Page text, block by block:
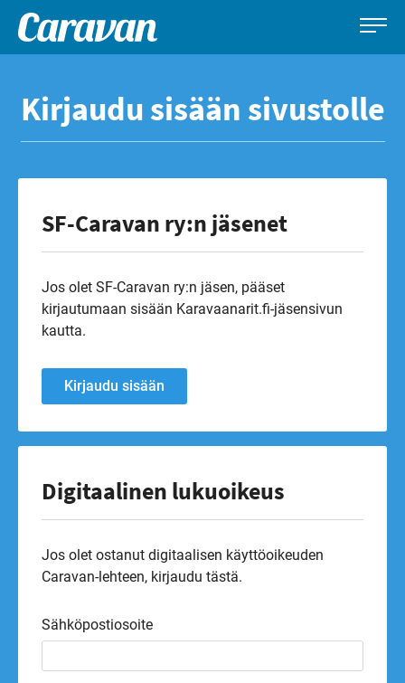
sisältöön
Caravan-
Leirintämatkailun
Kirjaudu sisään sivustolle
SF-Caravan ry:n jäsenet
Jos olet SF-Caravan ry:n jäsen, pääset
kirjautumaan sisään Karavaanarit.fi-jäsensivun
kautta.
Kirjaudu sisään
Digitaalinen lukuoikeus
Jos olet ostanut digitaalisen käyttöoikeuden
Caravan-lehteen, kirjaudu tästä.
Sähköpostiosoite